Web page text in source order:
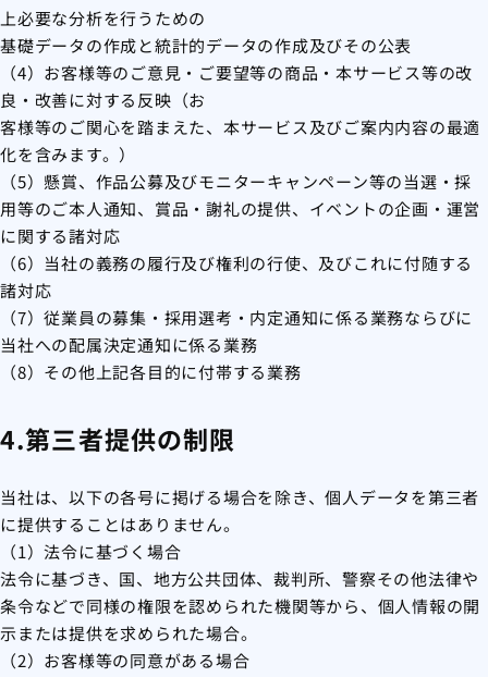
上必要な分析を行うための
基礎データの作成と統計的データの作成及びその公表
（4）お客様等のご意見・ご要望等の商品・本サービス等の改
良・改善に対する反映（お
客様等のご関心を踏まえた、本サービス及びご案内内容の最適
化を含みます。）
（5）懸賞、作品公募及びモニターキャンペーン等の当選・採
用等のご本人通知、賞品・謝礼の提供、イベントの企画・運営
に関する諸対応
（6）当社の義務の履行及び権利の行使、及びこれに付随する
諸対応
（7）従業員の募集・採用選考・内定通知に係る業務ならびに
当社への配属決定通知に係る業務
（8）その他上記各目的に付帯する業務
4.第三者提供の制限
当社は、以下の各号に掲げる場合を除き、個人データを第三者
に提供することはありません。
（1）法令に基づく場合
法令に基づき、国、地方公共団体、裁判所、警察その他法律や
条令などで同様の権限を認められた機関等から、個人情報の開
示または提供を求められた場合。
（2）お客様等の同意がある場合